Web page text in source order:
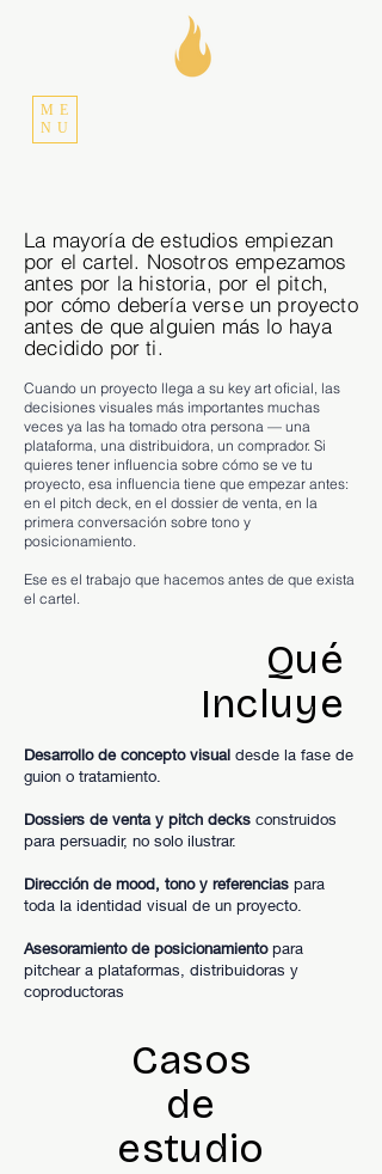
ME
NU
La mayoría de estudios empiezan
por el cartel. Nosotros empezamos
antes por la historia, por el pitch,
por cómo debería verse un proyecto
antes de que alguien más lo haya
decidido por ti.
Cuando un proyecto llega a su key art oficial, las
decisiones visuales más importantes muchas
veces ya las ha tomado otra persona — una
plataforma, una distribuidora, un comprador. Si
quieres tener influencia sobre cómo se ve tu
proyecto, esa influencia tiene que empezar antes:
en el pitch deck, en el dossier de venta, en la
primera conversación sobre tono y
posicionamiento.
Ese es el trabajo que hacemos antes de que exista
el cartel.
Qué
Incluye
Desarrollo de concepto visual desde la fase de
guion o tratamiento.
Dossiers de venta y pitch decks construidos
para persuadir, no solo ilustrar.
Dirección de mood, tono y referencias para
toda la identidad visual de un proyecto.
Asesoramiento de posicionamientopara
pitchear a plataformas, distribuidoras y
coproductoras
Casos
de
estudio